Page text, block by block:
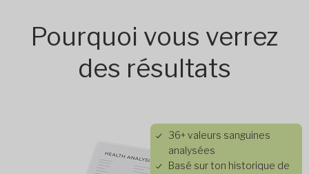
Pourquoi vous verrez
des résultats
36+ valeurs sanguines
analysées
Basé sur ton historique de